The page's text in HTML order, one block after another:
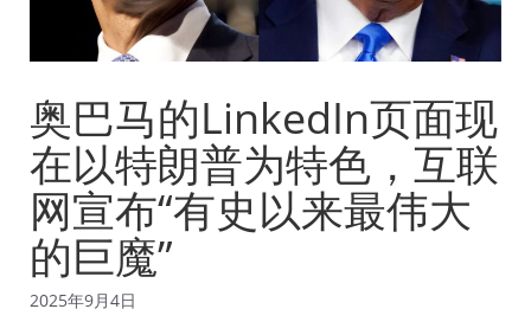
奥巴马的LinkedIn页面现
在以特朗普为特色，互联
网宣布“有史以来最伟大
的巨魔”
2025年9月4日